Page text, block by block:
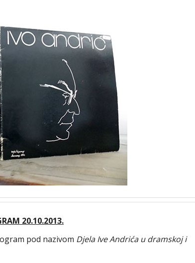
20.10.2013.
pod nazivom Djela Ive Andrića u dramskoj i